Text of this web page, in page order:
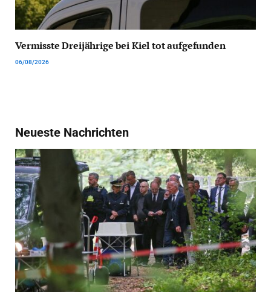
Vermisste Dreijährige bei Kiel tot aufgefunden
06/08/2026
Neueste Nachrichten